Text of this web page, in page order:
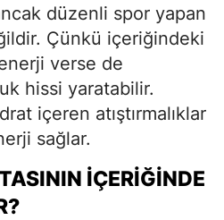
düzenli spor yapan
Çünkü içeriğindeki
verse de
hissi yaratabilir.
içeren atıştırmalıklar
sağlar.
İÇERIĞINDE